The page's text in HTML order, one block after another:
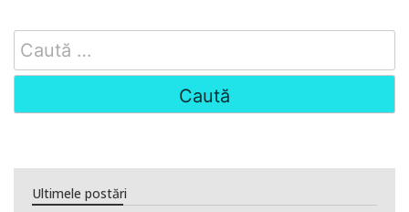
Search
for:
Ultimele postări